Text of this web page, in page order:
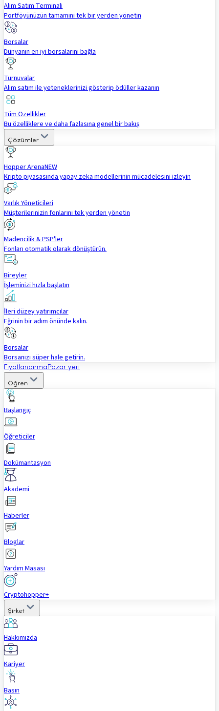
Alım Satım Terminali
Portföyünüzün tamamını tek bir yerden yönetin
Borsalar
Dünyanın en iyi borsalarını bağla
Turnuvalar
Alım satım ile yeteneklerinizi gösterip ödüller kazanın
Tüm Özellikler
Bu özelliklere ve daha fazlasına genel bir bakış
Çözümler
Hopper ArenaNEW
Kripto piyasasında yapay zeka modellerinin mücadelesini izleyin
Varlık Yöneticileri
Müşterilerinizin fonlarını tek yerden yönetin
Madencilik & PSP'ler
Fonları otomatik olarak dönüştürün.
Bireyler
İşleminizi hızla başlatın
İleri düzey yatırımcılar
Eğrinin bir adım önünde kalın.
Borsalar
Borsanızı süper hale getirin.
Fiyatlandırma Pazar yeri
Öğren
Başlangıç
Öğreticiler
Dokümantasyon
Akademi
Haberler
Bloglar
Yardım Masası
Cryptohopper+
Şirket
Hakkımızda
Kariyer
Basın